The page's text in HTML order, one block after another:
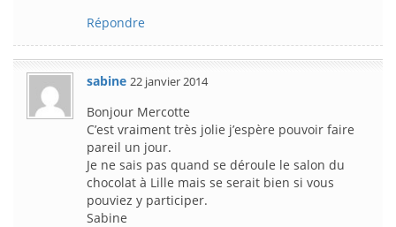
Répondre
sabine 22 janvier 2014
Bonjour Mercotte
C’est vraiment très jolie j’espère pouvoir faire
pareil un jour.
Je ne sais pas quand se déroule le salon du
chocolat à Lille mais se serait bien si vous
pouviez y participer.
Sabine